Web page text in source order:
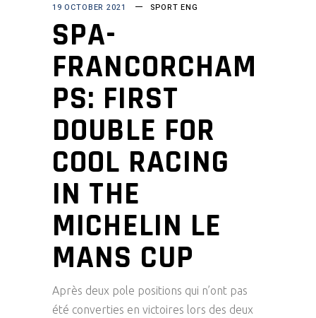
19 OCTOBER 2021 SPORT ENG
SPA-
FRANCORCHAM
PS: FIRST
DOUBLE FOR
COOL RACING
IN THE
MICHELIN LE
MANS CUP
Après deux pole positions qui n’ont pas
été converties en victoires lors des deux